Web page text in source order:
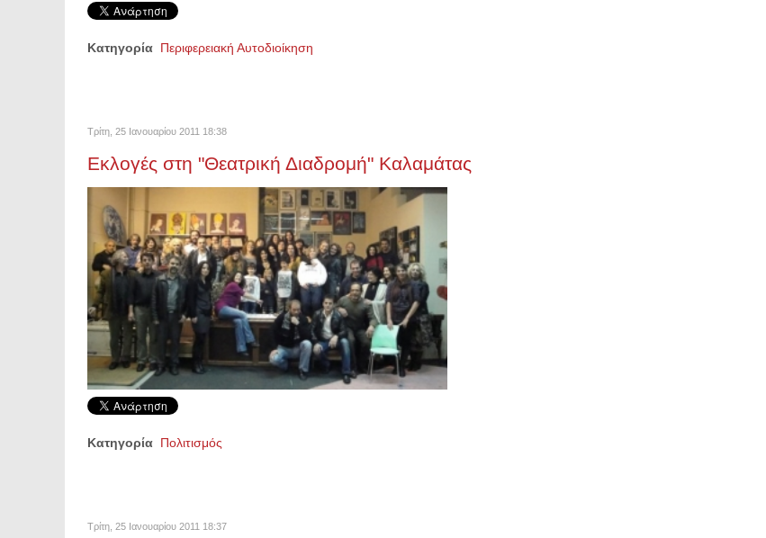
Κατηγορία Περιφερειακή Αυτοδιοίκηση
Τρίτη, 25 Ιανουαρίου 2011 18:38
Εκλογές στη "Θεατρική Διαδρομή" Καλαμάτας
Κατηγορία Πολιτισμός
Τρίτη, 25 Ιανουαρίου 2011 18:37